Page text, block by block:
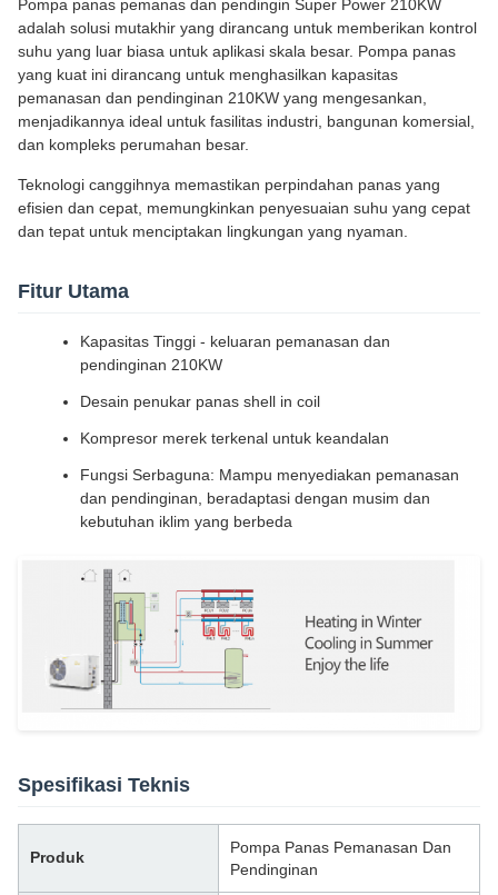
Pompa panas pemanas dan pendingin Super Power 210KW
adalah solusi mutakhir yang dirancang untuk memberikan kontrol
suhu yang luar biasa untuk aplikasi skala besar. Pompa panas
yang kuat ini dirancang untuk menghasilkan kapasitas
pemanasan dan pendinginan 210KW yang mengesankan,
menjadikannya ideal untuk fasilitas industri, bangunan komersial,
dan kompleks perumahan besar.
Teknologi canggihnya memastikan perpindahan panas yang
efisien dan cepat, memungkinkan penyesuaian suhu yang cepat
dan tepat untuk menciptakan lingkungan yang nyaman.
Fitur Utama
Kapasitas Tinggi - keluaran pemanasan dan
pendinginan 210KW
Desain penukar panas shell in coil
Kompresor merek terkenal untuk keandalan
Fungsi Serbaguna: Mampu menyediakan pemanasan
dan pendinginan, beradaptasi dengan musim dan
kebutuhan iklim yang berbeda
Spesifikasi Teknis
Produk
Pompa Panas Pemanasan Dan
Pendinginan